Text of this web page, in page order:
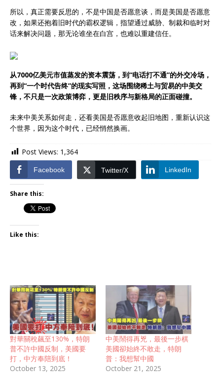
所以，真正需要反思的，不是中国是否愿意谈，而是美国是否愿意
改，如果还抱着旧时代的霸权逻辑，指望通过威胁、制裁和临时对
话来解决问题，那无论谁坐在白宫，也难以重建信任。
从7000亿美元市值蒸发的资本震荡，到“电话打不通”的外交冷场，
再到“一个时代告终”的现实写照，这场围绕稀土与贸易的中美交
锋，不只是一次政策博弈，更是旧秩序与新格局的正面碰撞。
未来中美关系如何走，还看美国是否愿意收起旧地图，重新认识这
个世界，因为这个时代，已经悄然换画。
Post Views: 1,364
Facebook Twitter/X LinkedIn
Share this:
Like this:
對華關稅飆至130%，特朗
普不許中國反制，美國要
打，中方奉陪到底！
October 13, 2025
中美鬧得再兇，最後一步棋
美國卻始終不敢走，特朗
普：我想幫中國
October 21, 2025